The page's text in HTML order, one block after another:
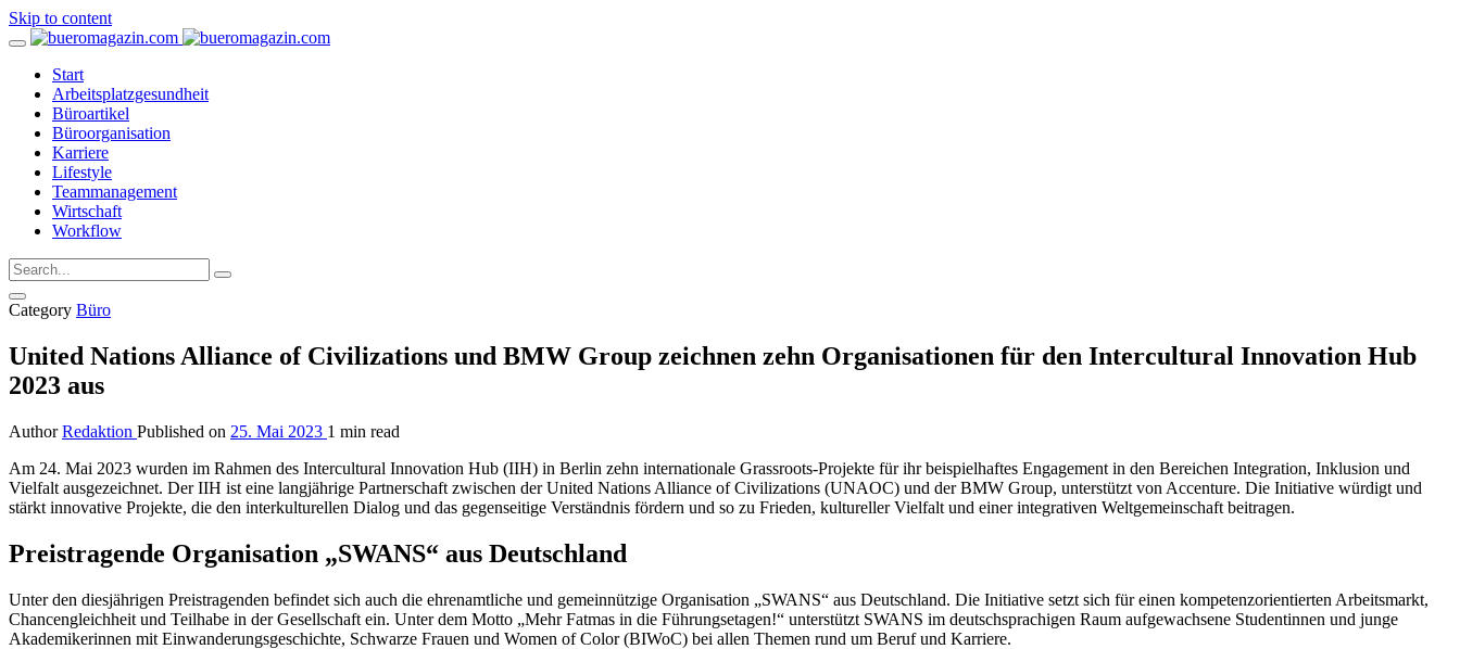
Skip to content
Start
Arbeitsplatzgesundheit
Büroartikel
Büroorganisation
Karriere
Lifestyle
Teammanagement
Wirtschaft
Workflow
Category Büro
United Nations Alliance of Civilizations und BMW Group zeichnen zehn Organisationen für den Intercultural Innovation Hub
2023 aus
Author Redaktion Published on 25. Mai 2023 1 min read
Am 24. Mai 2023 wurden im Rahmen des Intercultural Innovation Hub (IIH) in Berlin zehn internationale Grassroots-Projekte für ihr beispielhaftes Engagement in den Bereichen Integration, Inklusion und
Vielfalt ausgezeichnet. Der IIH ist eine langjährige Partnerschaft zwischen der United Nations Alliance of Civilizations (UNAOC) und der BMW Group, unterstützt von Accenture. Die Initiative würdigt und
stärkt innovative Projekte, die den interkulturellen Dialog und das gegenseitige Verständnis fördern und so zu Frieden, kultureller Vielfalt und einer integrativen Weltgemeinschaft beitragen.
Preistragende Organisation „SWANS“ aus Deutschland
Unter den diesjährigen Preistragenden befindet sich auch die ehrenamtliche und gemeinnützige Organisation „SWANS“ aus Deutschland. Die Initiative setzt sich für einen kompetenzorientierten Arbeitsmarkt,
Chancengleichheit und Teilhabe in der Gesellschaft ein. Unter dem Motto „Mehr Fatmas in die Führungsetagen!“ unterstützt SWANS im deutschsprachigen Raum aufgewachsene Studentinnen und junge
Akademikerinnen mit Einwanderungsgeschichte, Schwarze Frauen und Women of Color (BIWoC) bei allen Themen rund um Beruf und Karriere.